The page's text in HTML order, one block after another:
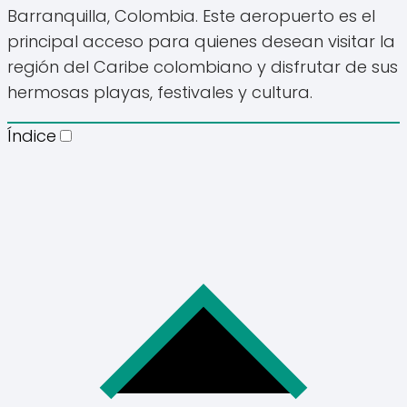
Barranquilla, Colombia. Este aeropuerto es el
principal acceso para quienes desean visitar la
región del Caribe colombiano y disfrutar de sus
hermosas playas, festivales y cultura.
Índice